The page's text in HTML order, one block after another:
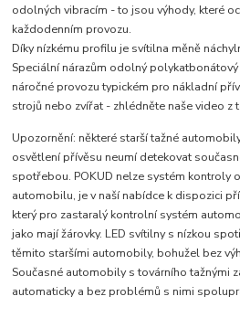
odolných vibracím - to jsou výhody, které
každodenním provozu.
Díky nízkému profilu je svítilna měně
Speciální nárazům odolný
náročné provozu typickém pro nákladní
strojů nebo zvířat - zhlédněte naše video z
Upozornění: některé starší tažné
osvětlení přívěsu neumí detekovat
spotřebou. POKUD nelze systém kontroly
automobilu, je v naší nabídce k dispozici
který pro zastaralý kontrolní systém
jako mají žárovky. LED svítilny s nízkou
těmito staršími automobily, bohužel bez
Současné automobily s továrního tažnými
automaticky a bez problémů s nimi